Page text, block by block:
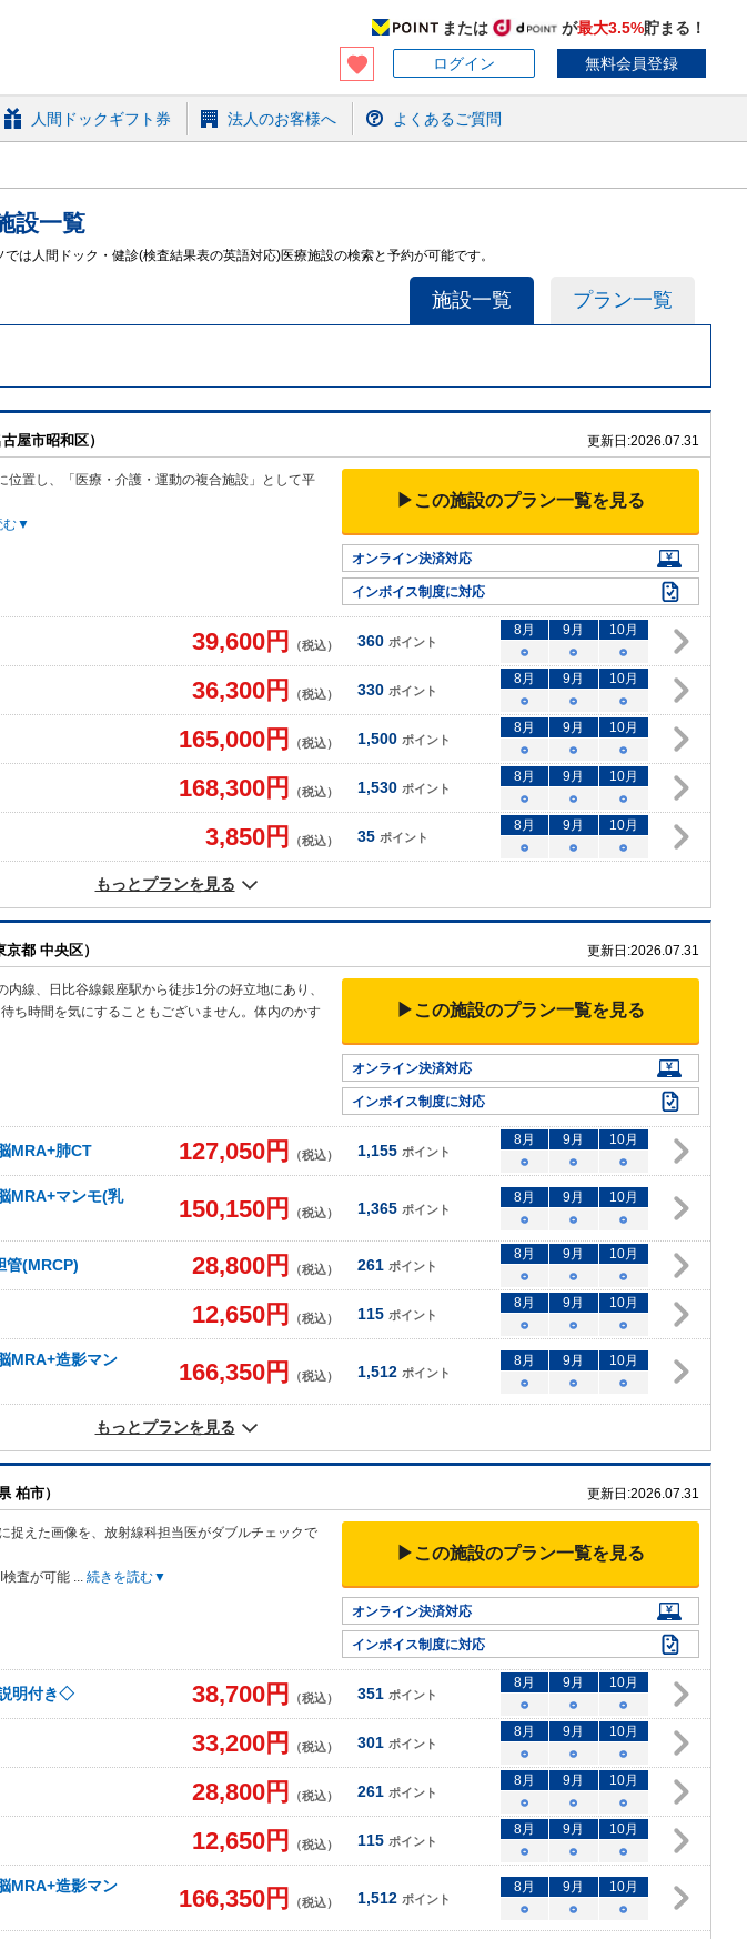
または が最大3.5%貯まる！
ログイン
無料会員登録
人間ドックギフト券 法人のお客様へ よくあるご質問
設一覧
は人間ドック・健診(検査結果表の英語対応)医療施設の検索と予約が可能です。
施設一覧 プラン一覧
屋市昭和区） 更新日:2026.07.31
置し、「医療・介護・運動の複合施設」として平
む▼
▶この施設のプラン一覧を見る
オンライン決済対応
インボイス制度に対応
39,600円 （税込） 360 ポイント
8月 9月 10月
○
○ ○
36,300円 （税込） 330 ポイント
8月 9月 10月
○
○ ○
165,000円 （税込） 1,500 ポイント
8月 9月 10月
○
○ ○
168,300円 （税込） 1,530 ポイント
8月 9月 10月
○
○ ○
3,850円 （税込） 35 ポイント
8月 9月 10月
○
○ ○
もっとプランを見る
京都 中央区） 更新日:2026.07.31
線、日比谷線銀座駅から徒歩1分の好立地にあり、
ち時間を気にすることもございません。体内のかす
▶この施設のプラン一覧を見る
オンライン決済対応
インボイス制度に対応
MRA+肺CT 127,050円 （税込） 1,155 ポイント
8月 9月 10月
○
○ ○
MRA+マンモ(乳
150,150円 （税込） 1,365 ポイント
8月 9月 10月
○
○ ○
管(MRCP) 28,800円 （税込） 261 ポイント
8月 9月 10月
○
○ ○
12,650円 （税込） 115 ポイント
8月 9月 10月
○
○ ○
MRA+造影マン
166,350円 （税込） 1,512 ポイント
8月 9月 10月
○
○ ○
もっとプランを見る
柏市） 更新日:2026.07.31
捉えた画像を、放射線科担当医がダブルチェックで
査が可能 ... 続きを読む▼
▶この施設のプラン一覧を見る
オンライン決済対応
インボイス制度に対応
明付き◇ 38,700円 （税込） 351 ポイント
8月 9月 10月
○
○ ○
33,200円 （税込） 301 ポイント
8月 9月 10月
○
○ ○
28,800円 （税込） 261 ポイント
8月 9月 10月
○
○ ○
12,650円 （税込） 115 ポイント
8月 9月 10月
○
○ ○
MRA+造影マン
166,350円 （税込） 1,512 ポイント
8月 9月 10月
○
○ ○